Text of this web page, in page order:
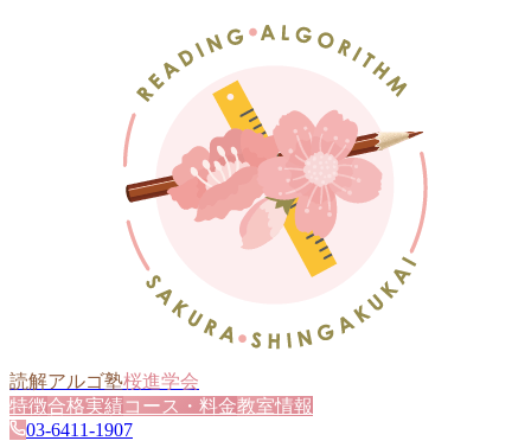
読解アルゴ塾桜進学会
特徴合格実績コース・料金教室情報
03-6411-1907